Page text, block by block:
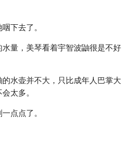
下去了。
量，美琴看着宇智波鼬很是不好
水壶并不大，只比成年人巴掌大
太多。
点点了。